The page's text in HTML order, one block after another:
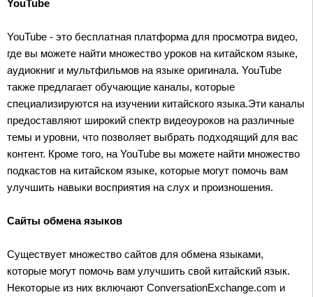
YouTube
YouTube - это бесплатная платформа для просмотра видео,
где вы можете найти множество уроков на китайском языке,
аудиокниг и мультфильмов на языке оригинала. YouTube
также предлагает обучающие каналы, которые
специализируются на изучении китайского языка.Эти каналы
предоставляют широкий спектр видеоуроков на различные
темы и уровни, что позволяет выбрать подходящий для вас
контент. Кроме того, на YouTube вы можете найти множество
подкастов на китайском языке, которые могут помочь вам
улучшить навыки восприятия на слух и произношения.
Сайты обмена языков
Существует множество сайтов для обмена языками,
которые могут помочь вам улучшить свой китайский язык.
Некоторые из них включают ConversationExchange.com и